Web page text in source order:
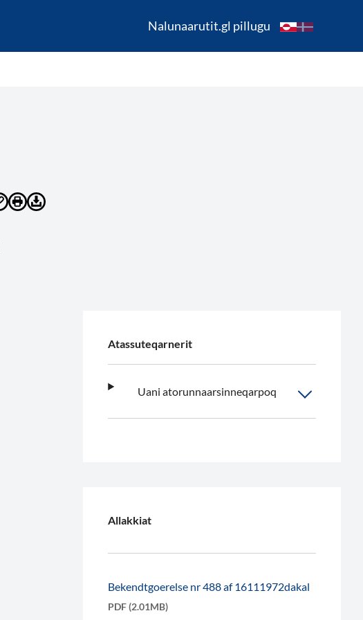
Nalunaarutit.gl pillugu
Atassuteqarnerit
Uani atorunnaarsinneqarpoq
Allakkiat
Bekendtgoerelse nr 488 af 16111972dakal
PDF (2.01MB)